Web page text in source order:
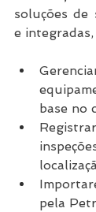
soluções de
e
base no
pela